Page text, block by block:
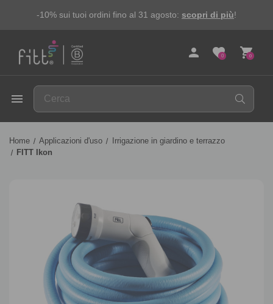
-10% sui tuoi ordini fino al 31 agosto: scopri di più!
person 0
favorite 0
shopping_cart
menu
Home Applicazioni d'uso
Irrigazione in giardino e terrazzo
FITT Ikon